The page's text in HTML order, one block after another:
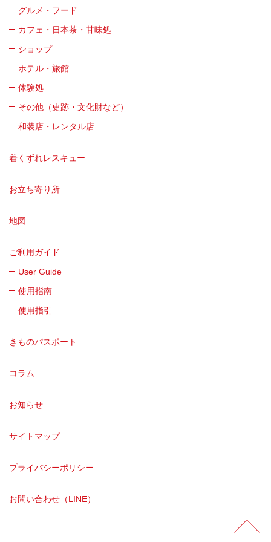
グルメ・フード
カフェ・日本茶・甘味処
ショップ
ホテル・旅館
体験処
その他（史跡・文化財など）
和装店・レンタル店
着くずれレスキュー
お立ち寄り所
地図
ご利用ガイド
User Guide
使用指南
使用指引
きものパスポート
コラム
お知らせ
サイトマップ
プライバシーポリシー
お問い合わせ（LINE）